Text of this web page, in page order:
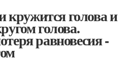
кружится голова и
голова.
равновесия -